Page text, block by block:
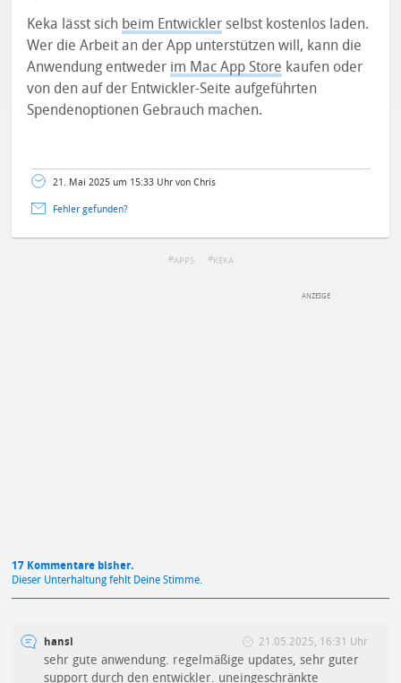
Keka lässt sich beim Entwickler selbst kostenlos laden.
Wer die Arbeit an der App unterstützen will, kann die
Anwendung entweder im Mac App Store kaufen oder
von den auf der Entwickler-Seite aufgeführten
Spendenoptionen Gebrauch machen.
21. Mai 2025 um 15:33 Uhr von Chris
Fehler gefunden?
APPS KEKA
17 Kommentare bisher.
Dieser Unterhaltung fehlt Deine Stimme.
hansi 21.05.2025, 16:31 Uhr
sehr gute anwendung. regelmäßige updates, sehr guter
support durch den entwickler. uneingeschränkte